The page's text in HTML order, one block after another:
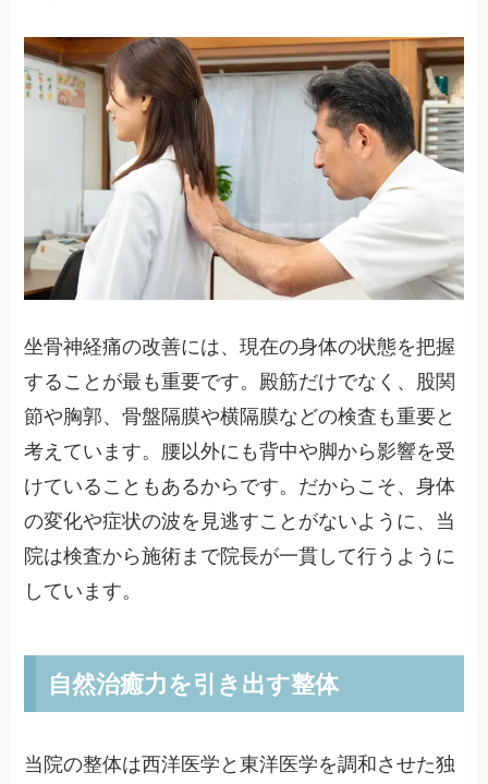
坐骨神経痛の改善には、現在の身体の状態を把握
することが最も重要です。殿筋だけでなく、股関
節や胸郭、骨盤隔膜や横隔膜などの検査も重要と
考えています。腰以外にも背中や脚から影響を受
けていることもあるからです。だからこそ、身体
の変化や症状の波を見逃すことがないように、当
院は検査から施術まで院長が一貫して行うように
しています。
自然治癒力を引き出す整体
当院の整体は西洋医学と東洋医学を調和させた独